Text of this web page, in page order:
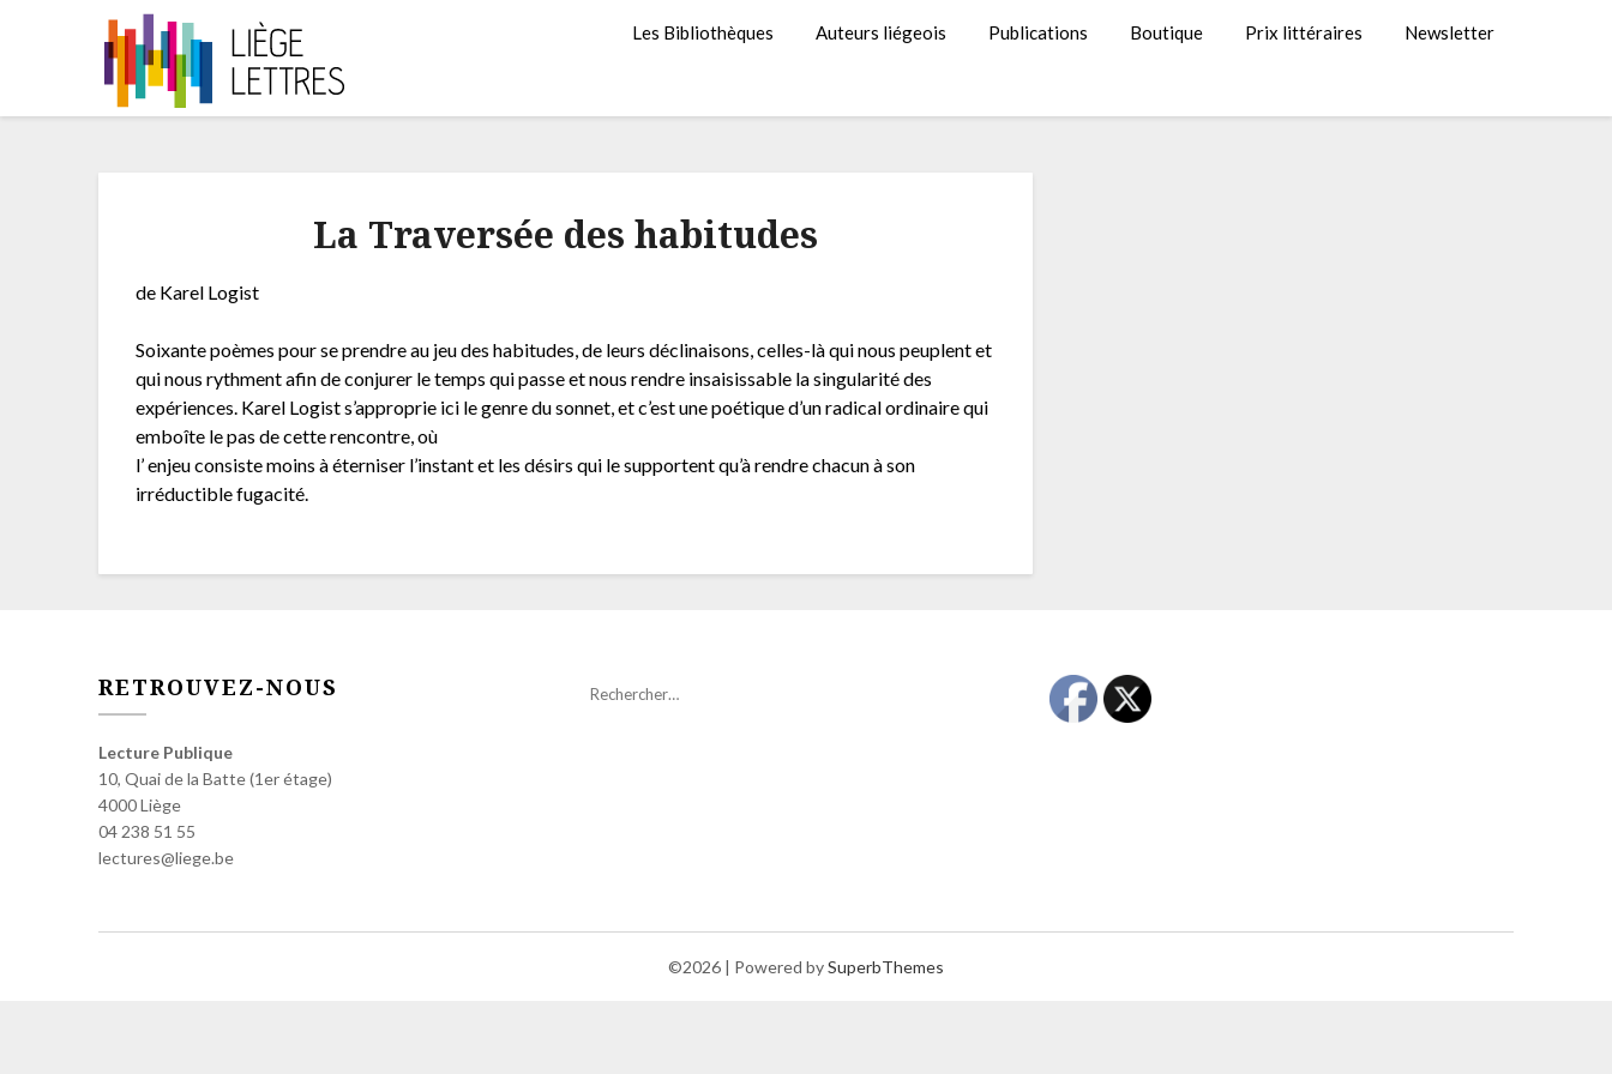
Les Bibliothèques Auteurs liégeois Publications Boutique Prix littéraires Newsletter
La Traversée des habitudes
de Karel Logist
Soixante poèmes pour se prendre au jeu des habitudes, de leurs déclinaisons, celles-là qui nous peuplent et
qui nous rythment afin de conjurer le temps qui passe et nous rendre insaisissable la singularité des
expériences. Karel Logist s’approprie ici le genre du sonnet, et c’est une poétique d’un radical ordinaire qui
emboîte le pas de cette rencontre, où
l’ enjeu consiste moins à éterniser l’instant et les désirs qui le supportent qu’à rendre chacun à son
irréductible fugacité.
RETROUVEZ-NOUS
Lecture Publique
10, Quai de la Batte (1er étage)
4000 Liège
04 238 51 55
lectures@liege.be
©2026 | Powered bySuperbThemes